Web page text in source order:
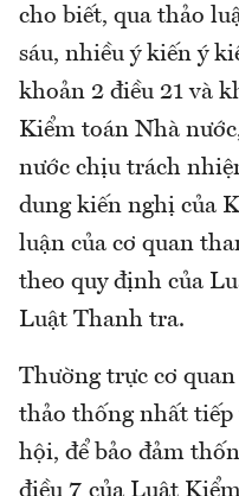
cho biết, qua thảo
sáu, nhiều ý kiến ý
khoản 2 điều 21 và
Kiểm toán Nhà
nước chịu trách
dung kiến nghị của
luận của cơ quan
theo quy định của
Luật Thanh tra.
Thường trực cơ
thảo thống nhất tiếp
hội, để bảo đảm
điều 7 của Luật